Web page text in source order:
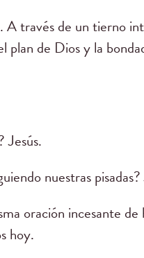
A través de un tierno
plan de Dios y la
Jesús.
nuestras pisadas?
oración incesante
hoy.